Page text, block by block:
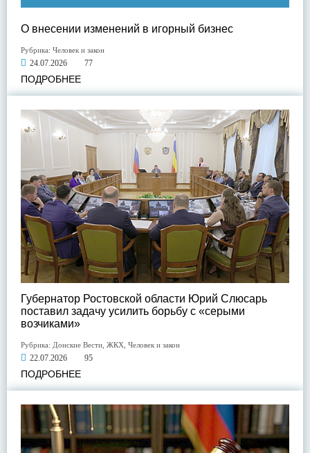
О внесении изменений в игорный бизнес
Рубрика: Человек и закон
24.07.2026 77
ПОДРОБНЕЕ
Губернатор Ростовской области Юрий Слюсарь
поставил задачу усилить борьбу с «серыми
возчиками»
Рубрика: Донские Вести ЖКХ Человек и закон
22.07.2026 95
ПОДРОБНЕЕ